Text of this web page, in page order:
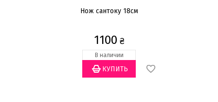
Нож сантоку 18см
1100 ₴
В наличии